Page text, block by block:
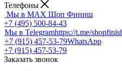
Телефоны
Мы в MAX Шоп Финиш
+7 (495) 500-84-43
Мы в Telegramhttps://t.me/
+7 (915) 457-53-79WhatsApp
+7 (915) 457-53-79
Заказать звонок